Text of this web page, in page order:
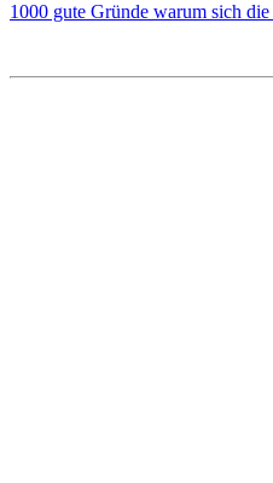
1000 gute Gründe warum sich